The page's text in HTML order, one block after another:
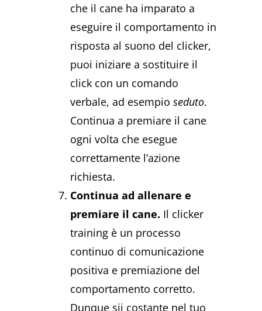
che il cane ha imparato a
eseguire il comportamento in
risposta al suono del clicker,
puoi iniziare a sostituire il
click con un comando
verbale, ad esempioseduto.
Continua a premiare il cane
ogni volta che esegue
correttamente l’azione
richiesta.
Continua ad allenare e
premiare il cane. Il clicker
training è un processo
continuo di comunicazione
positiva e premiazione del
comportamento corretto.
Dunque sii costante nel tuo